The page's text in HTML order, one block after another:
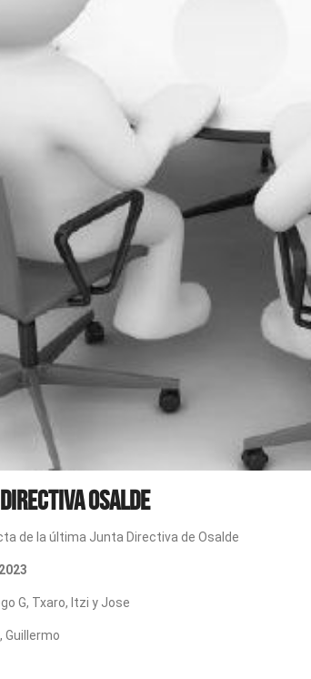
OSALDE
de la última Junta Directiva de Osalde
G, Txaro, Itzi y Jose
Guillermo